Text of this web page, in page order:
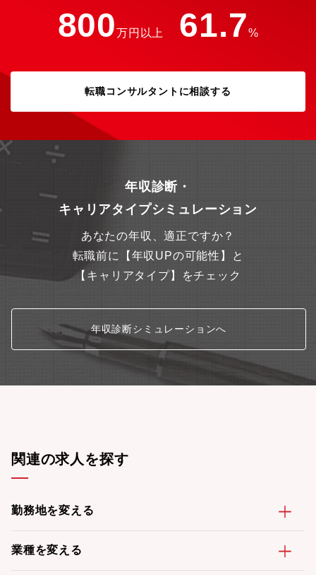
雰囲気の中、年に数回のBBQなど、社員同士の交流を楽しめる機
会もあります。800万円以上 61.7%
転職コンサルタントに相談する
年収診断・
キャリアタイプシミュレーション
あなたの年収、適正ですか？
転職前に【年収UPの可能性】と
【キャリアタイプ】をチェック
年収診断シミュレーションへ
関連の求人を探す
勤務地を変える
業種を変える